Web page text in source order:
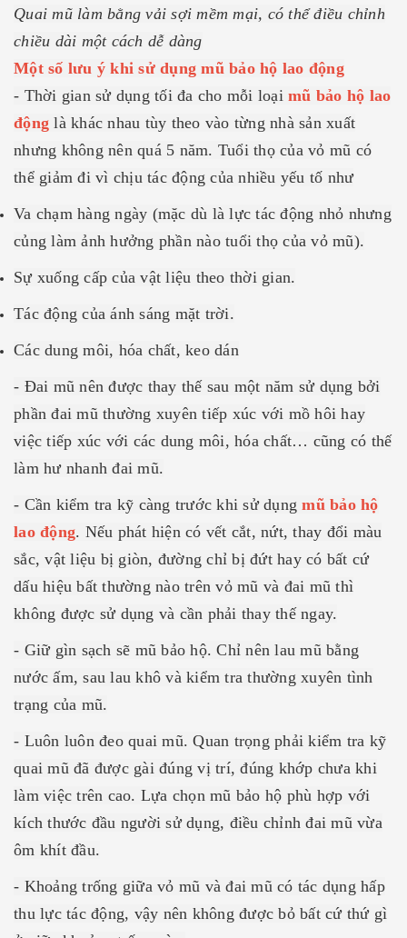
Quai mũ làm bằng vải sợi mềm mại, có thể điều chỉnh
chiều dài một cách dễ dàng
Một số lưu ý khi sử dụng mũ bảo hộ lao động
- Thời gian sử dụng tối đa cho mỗi loại mũ bảo hộ lao
động là khác nhau tùy theo vào từng nhà sản xuất
nhưng không nên quá 5 năm. Tuổi thọ của vỏ mũ có
thể giảm đi vì chịu tác động của nhiều yếu tố như
Va chạm hàng ngày (mặc dù là lực tác động nhỏ nhưng
củng làm ảnh hưởng phần nào tuổi thọ của vỏ mũ).
Sự xuống cấp của vật liệu theo thời gian.
Tác động của ánh sáng mặt trời.
Các dung môi, hóa chất, keo dán
- Đai mũ nên được thay thế sau một năm sử dụng bởi
phần đai mũ thường xuyên tiếp xúc với mồ hôi hay
việc tiếp xúc với các dung môi, hóa chất… cũng có thế
làm hư nhanh đai mũ.
- Cần kiểm tra kỹ càng trước khi sử dụngmũ bảo hộ
lao động. Nếu phát hiện có vết cắt, nứt, thay đổi màu
sắc, vật liệu bị giòn, đường chỉ bị đứt hay có bất cứ
dấu hiệu bất thường nào trên vỏ mũ và đai mũ thì
không được sử dụng và cần phải thay thế ngay.
- Giữ gìn sạch sẽ mũ bảo hộ. Chỉ nên lau mũ bằng
nước ấm, sau lau khô và kiểm tra thường xuyên tình
trạng của mũ.
- Luôn luôn đeo quai mũ. Quan trọng phải kiểm tra kỹ
quai mũ đã được gài đúng vị trí, đúng khớp chưa khi
làm việc trên cao. Lựa chọn mũ bảo hộ phù hợp với
kích thước đầu người sử dụng, điều chỉnh đai mũ vừa
ôm khít đầu.
- Khoảng trống giữa vỏ mũ và đai mũ có tác dụng hấp
thu lực tác động, vậy nên không được bỏ bất cứ thứ gì